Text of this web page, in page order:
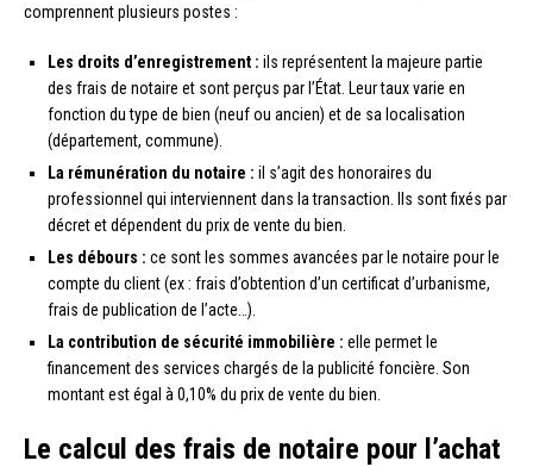
comprennent plusieurs postes :
Les droits d’enregistrement : ils représentent la majeure partie
des frais de notaire et sont perçus par l’État. Leur taux varie en
fonction du type de bien (neuf ou ancien) et de sa localisation
(département, commune).
La rémunération du notaire : il s’agit des honoraires du
professionnel qui interviennent dans la transaction. Ils sont fixés par
décret et dépendent du prix de vente du bien.
Les débours : ce sont les sommes avancées par le notaire pour le
compte du client (ex : frais d’obtention d’un certificat d’urbanisme,
frais de publication de l’acte…).
La contribution de sécurité immobilière : elle permet le
financement des services chargés de la publicité foncière. Son
montant est égal à 0,10% du prix de vente du bien.
Le calcul des frais de notaire pour l’achat